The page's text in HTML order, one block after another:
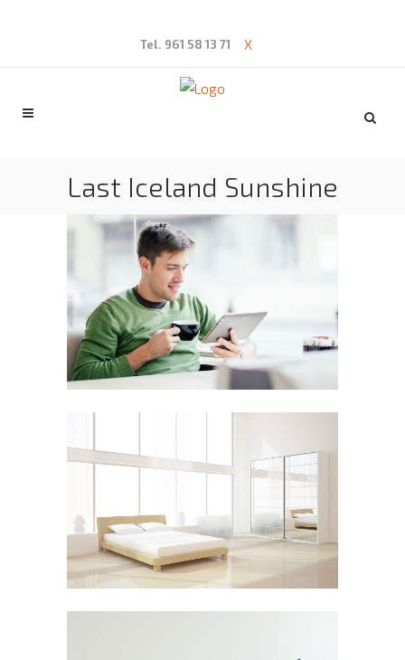
Tel. 961 58 13 71 X
Last Iceland Sunshine